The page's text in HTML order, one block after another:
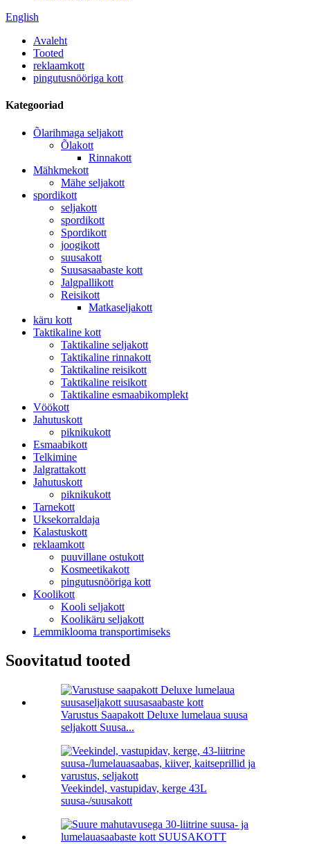
English
Avaleht
Tooted
reklaamkott
pingutusnööriga kott
Kategooriad
Õlarihmaga seljakott
Õlakott
Rinnakott
Mähkmekott
Mähe seljakott
spordikott
seljakott
spordikott
Spordikott
joogikott
suusakott
Suusasaabaste kott
Jalgpallikott
Reisikott
Matkaseljakott
käru kott
Taktikaline kott
Taktikaline seljakott
Taktikaline rinnakott
Taktikaline reisikott
Taktikaline reisikott
Taktikaline esmaabikomplekt
Vöökott
Jahutuskott
piknikukott
Esmaabikott
Telkimine
Jalgrattakott
Jahutuskott
piknikukott
Tarnekott
Uksekorraldaja
Kalastuskott
reklaamkott
puuvillane ostukott
Kosmeetikakott
pingutusnööriga kott
Koolikott
Kooli seljakott
Koolikäru seljakott
Lemmiklooma transportimiseks
Soovitatud tooted
Varustus Saapakott Deluxe lumelaua suusa
seljakott Suusa...
Veekindel, vastupidav, kerge 43L
suusa-/suusakott